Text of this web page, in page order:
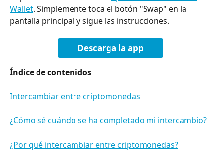
Wallet. Simplemente toca el botón "Swap" en la
pantalla principal y sigue las instrucciones.
Descarga la app
Índice de contenidos
Intercambiar entre criptomonedas
¿Cómo sé cuándo se ha completado mi intercambio?
¿Por qué intercambiar entre criptomonedas?